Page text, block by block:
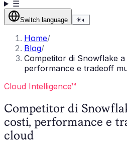
☰
Switch language ☀◐
Home/
Blog/
Competitor di Snowflake
performance e tradeoff
Cloud Intelligence™
Competitor di
costi, performance e
cloud